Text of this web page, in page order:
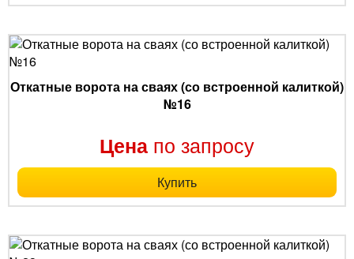
Откатные ворота на сваях (со встроенной калиткой)
№16
Цена по запросу
Купить